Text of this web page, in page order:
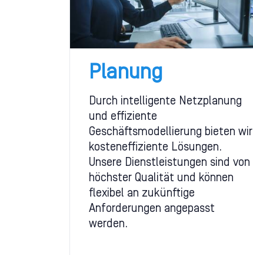
Planung
Durch intelligente Netzplanung
und effiziente
Geschäftsmodellierung bieten wir
kosteneffiziente Lösungen.
Unsere Dienstleistungen sind von
höchster Qualität und können
flexibel an zukünftige
Anforderungen angepasst
werden.